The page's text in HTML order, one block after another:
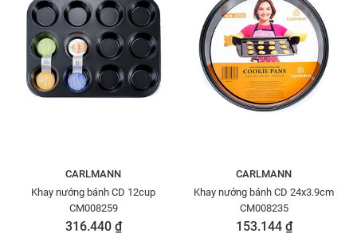
CARLMANN
Khay nướng bánh CD 12cup
CM008259
316.440 ₫
CARLMANN
Khay nướng bánh CD 24x3.9cm
CM008235
153.144 ₫